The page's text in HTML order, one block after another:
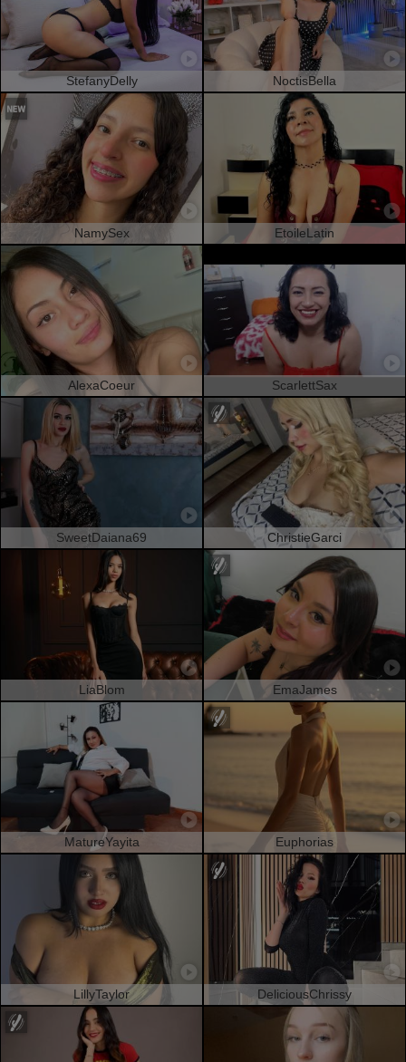
StefanyDelly NoctisBella
NamySex EtoileLatin
AlexaCoeur ScarlettSax
SweetDaiana69 ChristieGarci
LiaBlom EmaJames
MatureYayita Euphorias
LillyTaylor DeliciousChrissy